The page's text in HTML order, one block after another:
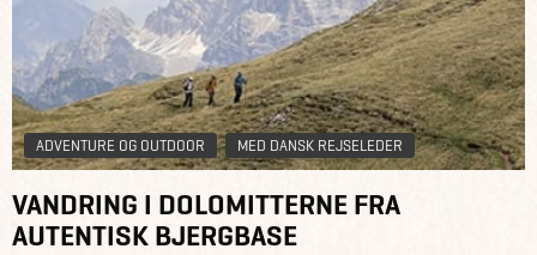
optimalt.
Rejserne foregår i mindre grupper på mellem 9 og 18
personer og der er faste rejsetidspunkter for rejserne.
ADVENTURE OG OUTDOOR MED DANSK REJSELEDER
VANDRING I DOLOMITTERNE FRA
AUTENTISK BJERGBASE